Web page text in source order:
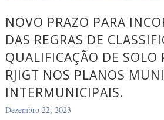
NOVO PRAZO PARA
DAS REGRAS DE
QUALIFICAÇÃO DE SOLO
RJIGT NOS PLANOS
INTERMUNICIPAIS.
Dezembro 22, 2023